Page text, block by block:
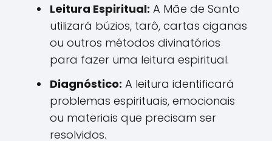
Leitura Espiritual: A Mãe de Santo
utilizará búzios, tarô, cartas ciganas
ou outros métodos divinatórios
para fazer uma leitura espiritual.
Diagnóstico: A leitura identificará
problemas espirituais, emocionais
ou materiais que precisam ser
resolvidos.